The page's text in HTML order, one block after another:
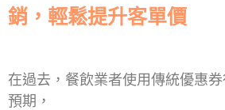
銷，輕鬆提升客單價
在過去，餐飲業者使用傳統優惠
預期，